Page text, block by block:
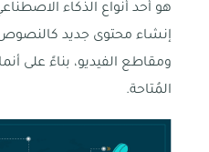
هو أحد أنواع الذكاء
إنشاء محتوى جديد
ومقاطع الفيديو، بناءً على
المُتاحة.